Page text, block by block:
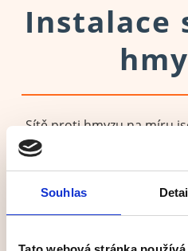
Souhlas
Sítě proti hmyzu na míru
před létajícím a
částice prachu a na jaře,
rostlin, sítě proti hmyzu
čímž očistí vzduch